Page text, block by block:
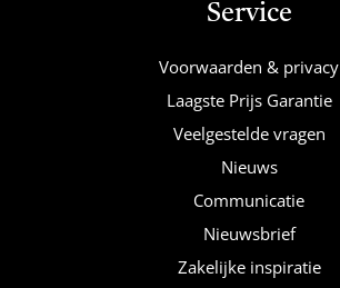
Service
Voorwaarden & privacy
Laagste Prijs Garantie
Veelgestelde vragen
Nieuws
Communicatie
Nieuwsbrief
Zakelijke inspiratie